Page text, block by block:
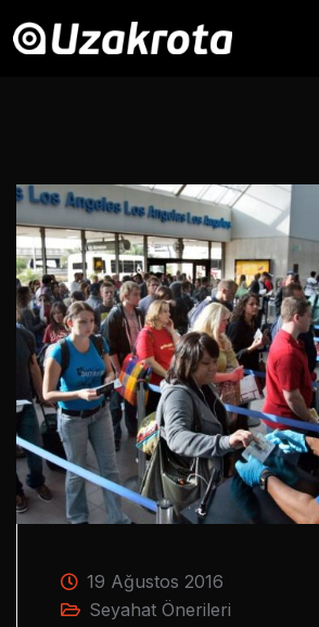
19 Ağustos 2016
Seyahat Önerileri